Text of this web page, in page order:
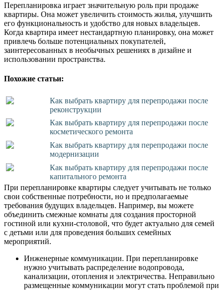
Перепланировка играет значительную роль при продаже
квартиры. Она может увеличить стоимость жилья, улучшить
его функциональность и удобство для новых владельцев.
Когда квартира имеет нестандартную планировку, она может
привлечь больше потенциальных покупателей,
заинтересованных в необычных решениях в дизайне и
использовании пространства.
Похожие статьи:
Как выбрать квартиру для перепродажи после
реконструкции
Как выбрать квартиру для перепродажи после
косметического ремонта
Как выбрать квартиру для перепродажи после
модернизации
Как выбрать квартиру для перепродажи после
капитального ремонта
При перепланировке квартиры следует учитывать не только
свои собственные потребности, но и предполагаемые
требования будущих владельцев. Например, вы можете
объединить смежные комнаты для создания просторной
гостиной или кухни-столовой, что будет актуально для семей
с детьми или для проведения больших семейных
мероприятий.
Инженерные коммуникации. При перепланировке
нужно учитывать распределение водопровода,
канализации, отопления и электричества. Неправильно
размещенные коммуникации могут стать проблемой при